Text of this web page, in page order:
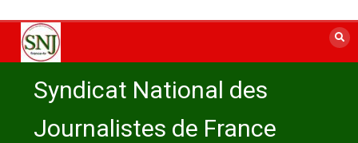
contenu
Syndicat National des
Journalistes de France